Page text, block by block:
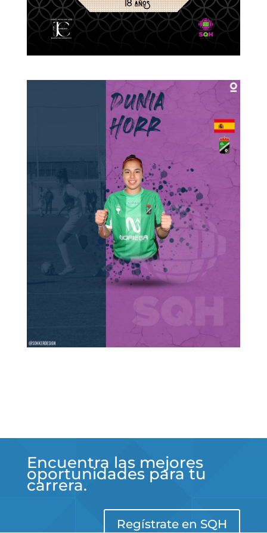
Encuentra las mejores
oportunidades para tu
carrera.
Regístrate en SQH